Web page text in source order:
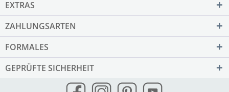
EXTRAS
ZAHLUNGSARTEN
FORMALES
GEPRÜFTE SICHERHEIT